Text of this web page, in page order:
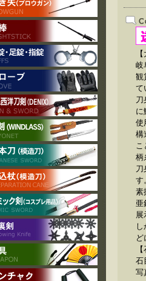
岐
観
て
刀
に
使
構
こ
柄
刀
す
素
亜
展
ど
石
写